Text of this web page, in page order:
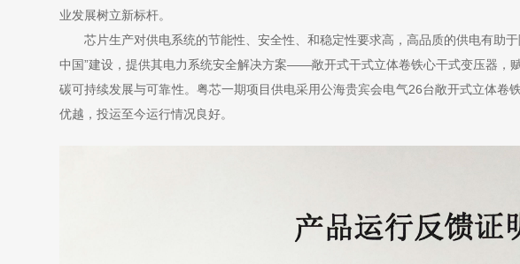
业发展树立新标杆。
 芯片生产对供电系统的节能性、安全性、和稳定性要求高，高品质的供电有
中国”建设，提供其电力系统安全解决方案——敞开式干式立体卷铁心干式变压器，
碳可持续发展与可靠性。粤芯一期项目供电采用公海贵宾会电气26台敞开式立体卷
优越，投运至今运行情况良好。